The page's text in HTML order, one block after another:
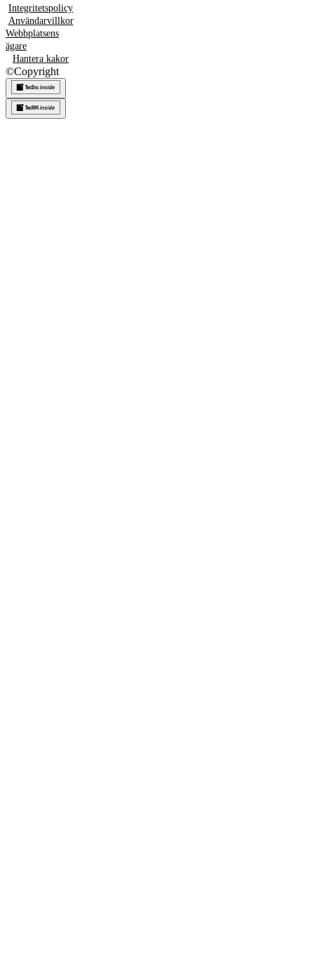
Integritetspolicy
Användarvillkor
Webbplatsens
ägare
Hantera kakor
©Copyright